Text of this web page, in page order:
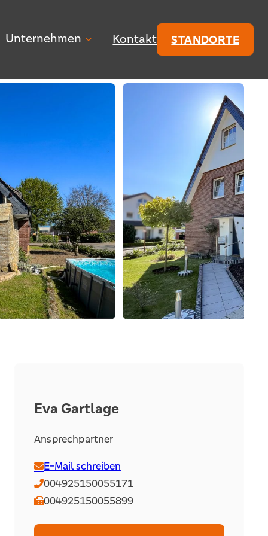
Unternehmen Kontakt STANDORTE
Eva Gartlage
Ansprechpartner
E-Mail schreiben
004925150055171
004925150055899